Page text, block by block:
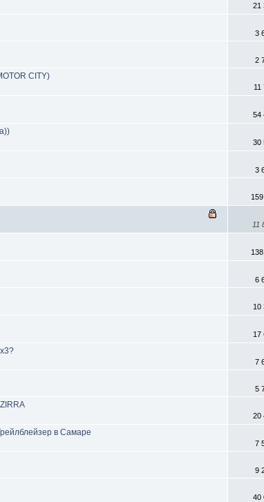
21
3
2
CITY)
11
54
30
3
11
6
10
17
7
5
20
в Самаре
7
9
40